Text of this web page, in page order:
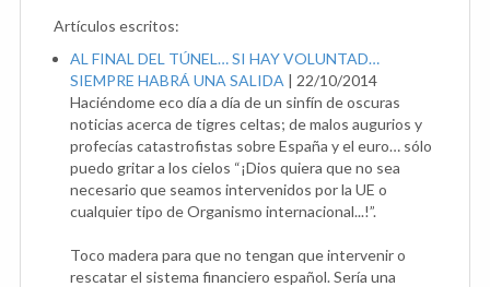
Artículos escritos:
AL FINAL DEL TÚNEL… SI HAY VOLUNTAD…
SIEMPRE HABRÁ UNA SALIDA | 22/10/2014
Haciéndome eco día a día de un sinfín de oscuras
noticias acerca de tigres celtas; de malos augurios y
profecías catastrofistas sobre España y el euro… sólo
puedo gritar a los cielos “¡Dios quiera que no sea
necesario que seamos intervenidos por la UE o
cualquier tipo de Organismo internacional...!”.
Toco madera para que no tengan que intervenir o
rescatar el sistema financiero español. Sería una